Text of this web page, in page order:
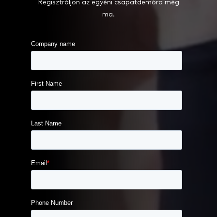
Regisztráljon az egyéni csapatdemóra még
ma.